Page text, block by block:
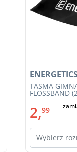
TAŚMA
FLOSSBAND
2,99
Wybierz